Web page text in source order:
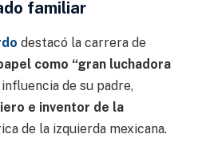
familiar
destacó la carrera de
como “gran luchadora
de su padre,
e inventor de la
de la izquierda mexicana.